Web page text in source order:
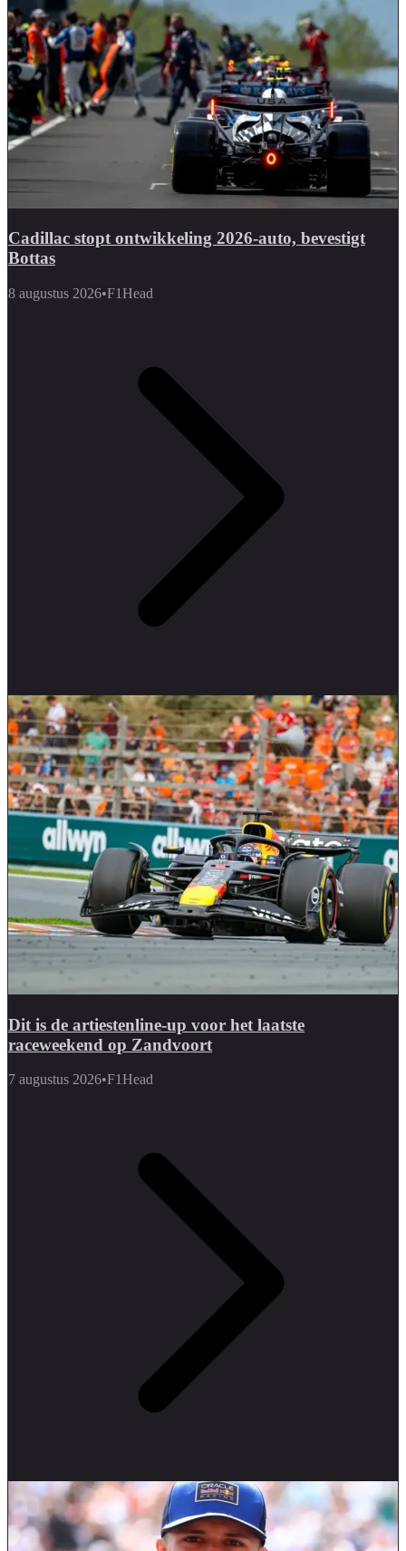
Cadillac stopt ontwikkeling 2026-auto, bevestigt
Bottas
8 augustus 2026•F1Head
Dit is de artiestenline-up voor het laatste
raceweekend op Zandvoort
7 augustus 2026•F1Head